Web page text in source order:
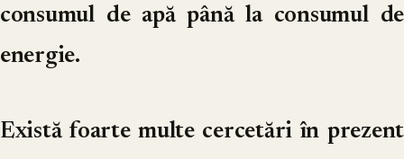
consumul de apă până la consumul de
energie.
Există foarte multe cercetări în prezent